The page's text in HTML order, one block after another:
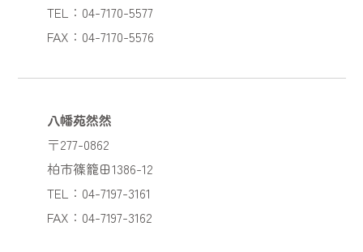
TEL：04-7170-5577
FAX：04-7170-5576
八幡苑然然
〒277-0862
柏市篠籠田1386-12
TEL：04-7197-3161
FAX：04-7197-3162